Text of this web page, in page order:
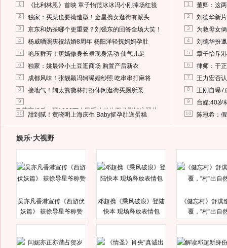
1 《比利林恩》首映 章子怡范冰冰冯小刚捧场红毯
2 独家：买菜也要拗造型！金星携女逛街有派头
3 京东和奶茶哪个更重要？刘强东的回答全场大笑！
4 杨威晒照庆祝结婚8周年 杨阳洋轻抚妈妈孕肚
5 艳压群芳！唐嫣修身长裙现身活动 仙气儿足
6 独家：姚晨带小土豆逛商场 购置产后新衣
7 成都风味！张靓颖冯轲曝婚纱照 吃串串打麻将
8 接地气！阔太熊黛林打扮休闲逛街买厕所泵
9
马蓉离婚后，砸1000万人民币给媒体要求删掉这照片
10 甜到腻！黄晓明上海庆生 Baby挺孕肚送蛋糕
1 董卿：这
2 刘德华新
3 为救母女
4 刘德华扮
5 章子怡斥
6 律师：于
7 王力宏否
8 王刚自曝7
9 台媒:40岁
10 陈冠希：
娱乐·大视野
吴亦凡香港宣传《西游伏
妖篇》 获徐导星爷称赞
邓超携《乘风破浪》登陆
快本 现场释放表情包
《健忘村》舒淇
覆，“村”出自